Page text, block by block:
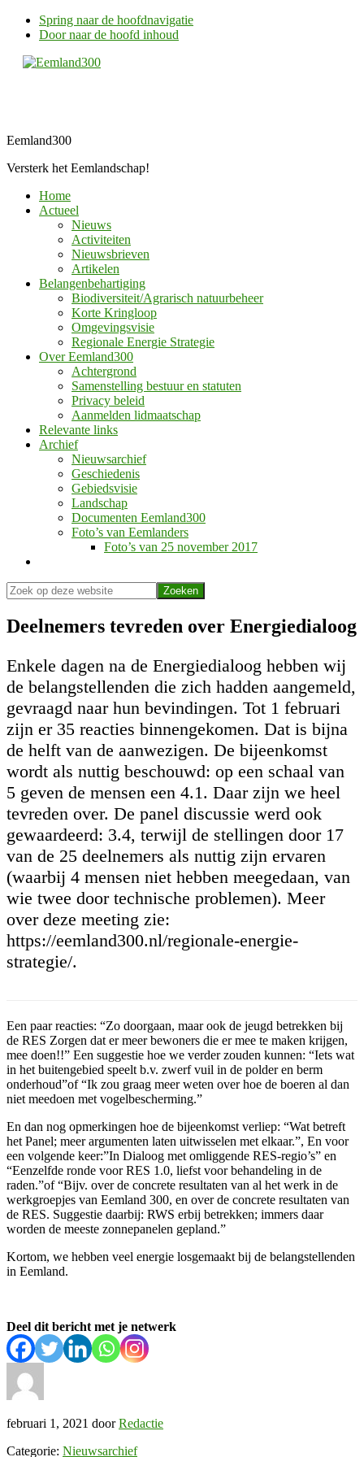
Spring naar de hoofdnavigatie
Door naar de hoofd inhoud
Eemland300
Versterk het Eemlandschap!
Home
Actueel
Nieuws
Activiteiten
Nieuwsbrieven
Artikelen
Belangenbehartiging
Biodiversiteit/Agrarisch natuurbeheer
Korte Kringloop
Omgevingsvisie
Regionale Energie Strategie
Over Eemland300
Achtergrond
Samenstelling bestuur en statuten
Privacy beleid
Aanmelden lidmaatschap
Relevante links
Archief
Nieuwsarchief
Geschiedenis
Gebiedsvisie
Landschap
Documenten Eemland300
Foto’s van Eemlanders
Foto’s van 25 november 2017
Zoek
op
deze
website
Search
Deelnemers tevreden over Energiedialoog
Enkele dagen na de Energiedialoog hebben wij
de belangstellenden die zich hadden aangemeld,
gevraagd naar hun bevindingen. Tot 1 februari
zijn er 35 reacties binnengekomen. Dat is bijna
de helft van de aanwezigen. De bijeenkomst
wordt als nuttig beschouwd: op een schaal van
5 geven de mensen een 4.1. Daar zijn we heel
tevreden over. De panel discussie werd ook
gewaardeerd: 3.4, terwijl de stellingen door 17
van de 25 deelnemers als nuttig zijn ervaren
(waarbij 4 mensen niet hebben meegedaan, van
wie twee door technische problemen). Meer
over deze meeting zie:
https://eemland300.nl/regionale-energie-
strategie/.
Een paar reacties: “Zo doorgaan, maar ook de jeugd betrekken bij
de RES Zorgen dat er meer bewoners die er mee te maken krijgen,
mee doen!!” Een suggestie hoe we verder zouden kunnen: “Iets wat
in het buitengebied speelt b.v. zwerf vuil in de polder en berm
onderhoud”of “Ik zou graag meer weten over hoe de boeren al dan
niet meedoen met vogelbescherming.”
En dan nog opmerkingen hoe de bijeenkomst verliep: “Wat betreft
het Panel; meer argumenten laten uitwisselen met elkaar.”, En voor
een volgende keer:”In Dialoog met omliggende RES-regio’s” en
“Eenzelfde ronde voor RES 1.0, liefst voor behandeling in de
raden.”of “Bijv. over de concrete resultaten van al het werk in de
werkgroepjes van Eemland 300, en over de concrete resultaten van
de RES. Suggestie daarbij: RWS erbij betrekken; immers daar
worden de meeste zonnepanelen gepland.”
Kortom, we hebben veel energie losgemaakt bij de belangstellenden
in Eemland.
Deel dit bericht met je netwerk
februari 1, 2021 doorRedactie
Categorie: Nieuwsarchief